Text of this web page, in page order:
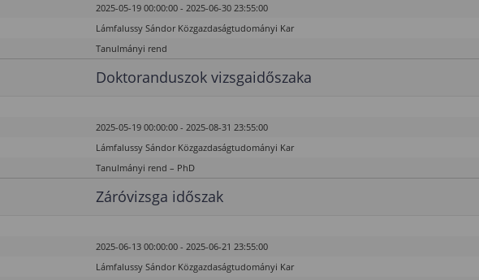
2025-05-19 00:00:00 - 2025-06-30 23:55:00
Lámfalussy Sándor Közgazdaságtudományi Kar
Tanulmányi rend
Doktoranduszok vizsgaidőszaka
2025-05-19 00:00:00 - 2025-08-31 23:55:00
Lámfalussy Sándor Közgazdaságtudományi Kar
Tanulmányi rend – PhD
Záróvizsga időszak
2025-06-13 00:00:00 - 2025-06-21 23:55:00
Lámfalussy Sándor Közgazdaságtudományi Kar